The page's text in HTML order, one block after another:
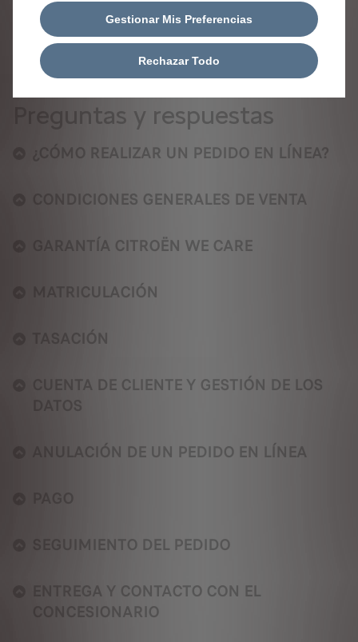
Contáctanos
Preguntas y respuestas
¿CÓMO REALIZAR UN PEDIDO EN LÍNEA?
CONDICIONES GENERALES DE VENTA
GARANTÍA CITROËN WE CARE
MATRICULACIÓN
TASACIÓN
CUENTA DE CLIENTE Y GESTIÓN DE LOS
ANULACIÓN DE UN PEDIDO EN LÍNEA
SEGUIMIENTO DEL PEDIDO
ENTREGA Y CONTACTO CON EL
CONCESIONARIO
Gestionar Mis Preferencias
Rechazar Todo